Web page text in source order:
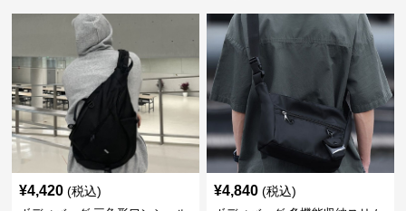
¥4,420 (税込) ¥4,840 (税込)